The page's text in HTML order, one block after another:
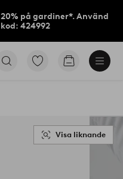
20% på gardiner*. Använd
kod: 424992
Gå
Gå
Visa liknande